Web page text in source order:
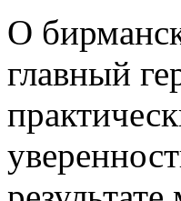
О
главный